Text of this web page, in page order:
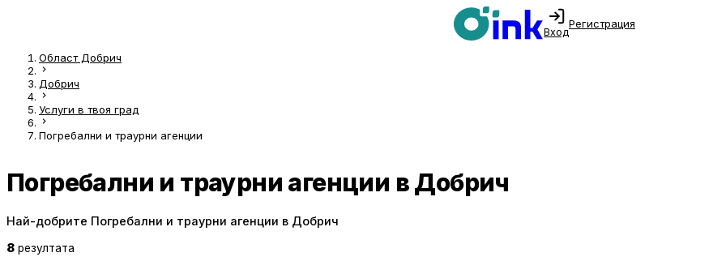
Вход
Регистрация
Област Добрич
Добрич
Услуги в твоя град
Погребални и траурни агенции
Погребални и траурни агенции в Добрич
Най-добрите Погребални и траурни агенции в Добрич
8 резултата